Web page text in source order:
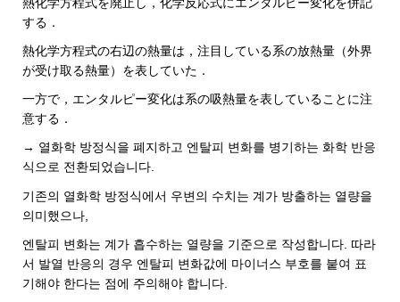
熱化学方程式を廃止し，化学反応式にエンタルピー変化を併記
する．
熱化学方程式の右辺の熱量は，注目している系の放熱量（外界
が受け取る熱量）を表していた．
一方で，エンタルピー変化は系の吸熱量を表していることに注
意する．
→ 열화학 방정식을 폐지하고 엔탈피 변화를 병기하는 화학 반응
식으로 전환되었습니다.
기존의 열화학 방정식에서 우변의 수치는 계가 방출하는 열량을
의미했으나,
엔탈피 변화는 계가 흡수하는 열량을 기준으로 작성합니다. 따라
서 발열 반응의 경우 엔탈피 변화값에 마이너스 부호를 붙여 표
기해야 한다는 점에 주의해야 합니다.